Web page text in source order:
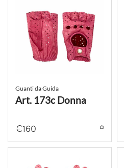
Guanti da Guida
Art. 173c Donna
€160